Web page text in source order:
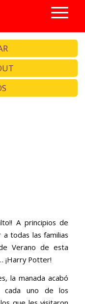
A principios de
a todas las familias
Verano de esta
¡Harry Potter!
la manada acabó
cada uno de los